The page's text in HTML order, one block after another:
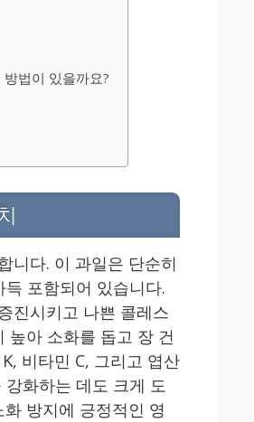
법이 있을까요?
니다. 이 과일은 단순히
포함되어 있습니다.
진시키고 나쁜 콜레스
높아 소화를 돕고 장 건
비타민 C, 그리고 엽산
화하는 데도 크게 도
방지에 긍정적인 영